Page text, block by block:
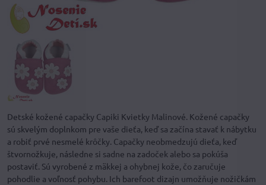
Detské kožené capačky Capiki Kvietky Malinové. Kožené capačky
sú skvelým doplnkom pre vaše dieťa, keď sa začína stavať k nábytku
a robiť prvé nesmelé krôčky. Capačky neobmedzujú dieťa, keď
štvornožkuje, následne si sadne na zadoček alebo sa pokúša
postaviť. Sú vyrobené z mäkkej a ohybnej kože, čo zaručuje
pohodlie a voľnosť pohybu. Ich barefoot dizajn umožňuje nožičkám